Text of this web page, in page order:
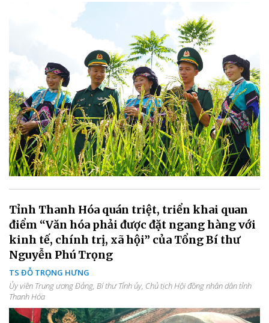
Tỉnh Thanh Hóa quán triệt, triển khai quan
điểm “Văn hóa phải được đặt ngang hàng với
kinh tế, chính trị, xã hội” của Tổng Bí thư
Nguyễn Phú Trọng
TS ĐỖ TRỌNG HƯNG
Ủy viên Trung ương Đảng, Bí thư Tỉnh ủy, Chủ tịch Hội đồng nhân dân tỉnh
Thanh Hóa